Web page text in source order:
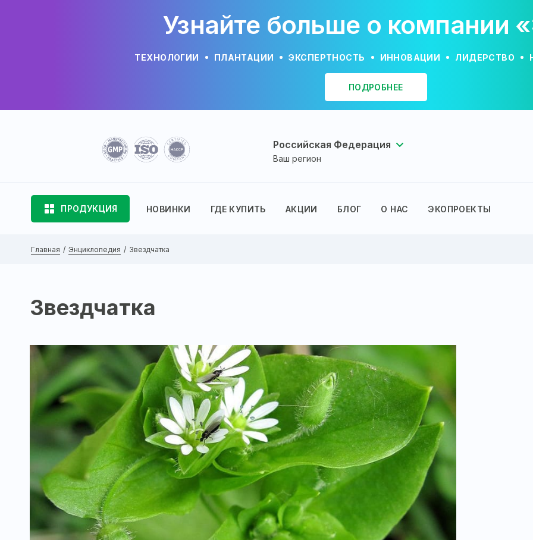
Узнайте больше о компании
ТЕХНОЛОГИИ ПЛАНТАЦИИ ЭКСПЕРТНОСТЬ ИННОВАЦИИ ЛИДЕРСТВО
ПОДРОБНЕЕ
Российская Федерация
Ваш регион
ПРОДУКЦИЯ НОВИНКИ ГДЕ КУПИТЬ АКЦИИ БЛОГ О НАС ЭКОПРОЕКТЫ
Главная Энциклопедия Звездчатка
Звездчатка